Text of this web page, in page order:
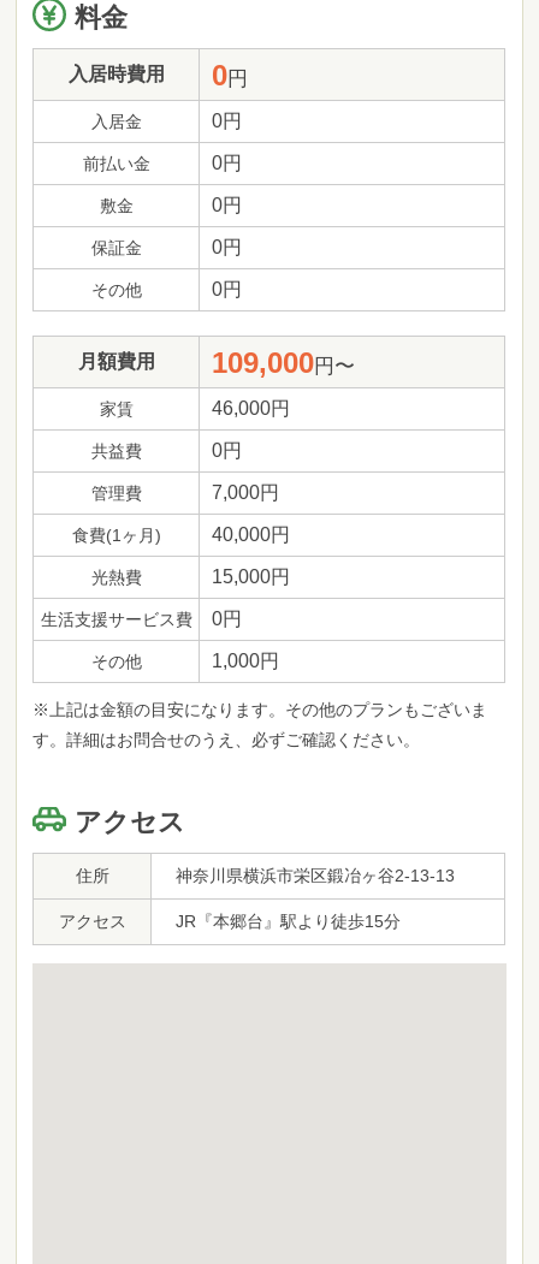
料金
入居時費用 0円
入居金 0円
前払い金 0円
敷金 0円
保証金 0円
その他 0円
月額費用 109,000円〜
家賃 46,000円
共益費 0円
管理費 7,000円
食費(1ヶ月) 40,000円
光熱費 15,000円
生活支援サービス費 0円
その他 1,000円
※上記は金額の目安になります。その他のプランもございま
す。詳細はお問合せのうえ、必ずご確認ください。
アクセス
住所 神奈川県横浜市栄区鍛冶ヶ⾕2-13-13
アクセス JR『本郷台』駅より徒歩15分